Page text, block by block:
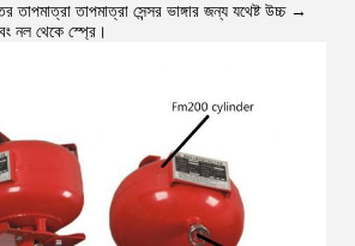
তাপমাত্রা সেন্সর ভাঙ্গার জন্য যথেষ্ট উচ্চ →
নল থেকে স্প্রে।